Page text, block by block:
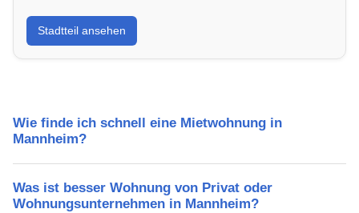
Erfahre mehr über deinen Stadtteil in Mannheim:
Lebensqualität, Verkehrsanbindung, Schulen,
Freizeitmöglichkeiten und Mietpreise.
Stadtteil ansehen
Wie finde ich schnell eine Mietwohnung in
Mannheim?
Was ist besser Wohnung von Privat oder
Wohnungsunternehmen in Mannheim?